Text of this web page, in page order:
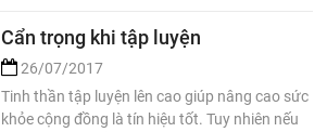
Cẩn trọng khi tập luyện
26/07/2017
Tinh thần tập luyện lên cao giúp nâng cao sức
khỏe cộng đồng là tín hiệu tốt. Tuy nhiên nếu